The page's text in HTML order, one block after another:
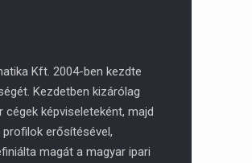
Kft. 2004-ben kezdte
Kezdetben kizárólag
cégek képviseleteként, majd
erősítésével,
magát a magyar ipari